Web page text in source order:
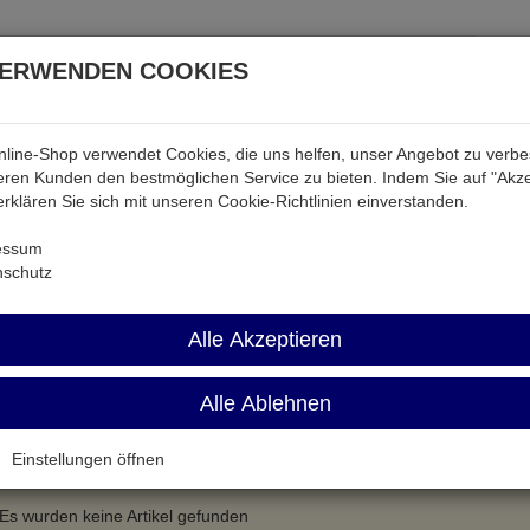
& Akkus Audio & Video Strom Tab &
Name aufsteigend
Es wurden keine Artikel gefunden
COOKIES
Shop verwendet Cookies, die uns helfen, unser Angebot zu
Kunden den bestmöglichen Service zu bieten. Indem Sie auf
Sie sich mit unseren Cookie-Richtlinien einverstanden.
Alle Akzeptieren
Alle Ablehnen
Einstellungen öffnen